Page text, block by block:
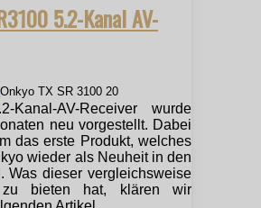
5.2-Kanal AV-
Kanal-AV-Receiver wurde
neu vorgestellt. Dabei
das erste Produkt, welches
wieder als Neuheit in den
Was dieser vergleichsweise
zu bieten hat, klären wir